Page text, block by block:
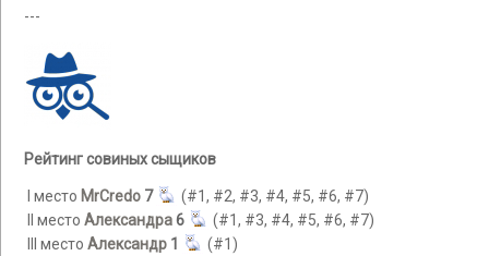
---
Рейтинг совиных сыщиков
I место MrCredo 7
(#1, #2, #3, #4, #5, #6, #7)
II место Александра6
(#1, #3, #4, #5, #6, #7)
III место Александр 1
(#1)